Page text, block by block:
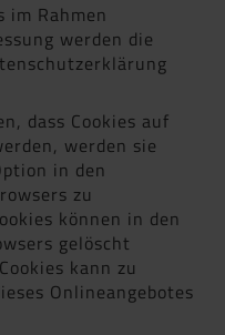
im Rahmen
werden die
dass Cookies auf
werden sie
in den
zu
können in den
gelöscht
kann zu
Onlineangebotes